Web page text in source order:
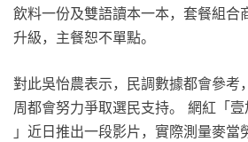
飲料一份及雙語讀本一本，套餐組合
升級，主餐恕不單點。
對此吳怡農表示，民調數據都會參考
周都會努力爭取選民支持。 網紅「
」近日推出一段影片，實際測量麥當